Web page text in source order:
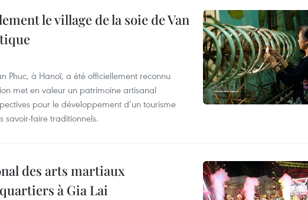
le village de la soie de Van
Phuc, à Hanoï, a été officiellement reconnu
met en valeur un patrimoine artisanal
pour le développement d’un tourisme
savoir-faire traditionnels.
des arts martiaux
à Gia Lai